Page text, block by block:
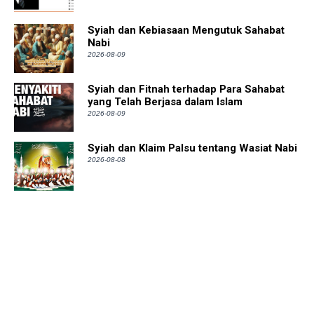
Syiah dan Kebiasaan Mengutuk Sahabat
Nabi
2026-08-09
Syiah dan Fitnah terhadap Para Sahabat
yang Telah Berjasa dalam Islam
2026-08-09
Syiah dan Klaim Palsu tentang Wasiat Nabi
2026-08-08